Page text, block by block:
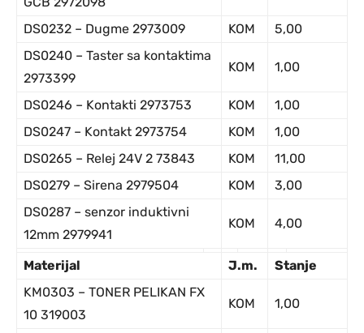
DS0232 – Dugme 2973009
KOM
5,00
DS0240 – Taster sa kontaktima
2973399
KOM 1,00
DS0246 – Kontakti 2973753 KOM
1,00
DS0247 – Kontakt 2973754
KOM
1,00
DS0265 – Relej 24V 2 73843
KOM
11,00
DS0279 – Sirena 2979504
KOM
3,00
DS0287 – senzor induktivni
12mm 2979941
KOM 4,00
Materijal J.m.
Stanje
KM0303 – TONER PELIKAN FX
10 319003
KOM 1,00